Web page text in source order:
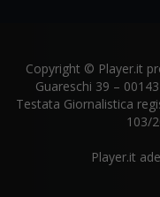
Copyright © Player.it
Guareschi 39 –
Testata Giornalistica
103/
Player.it